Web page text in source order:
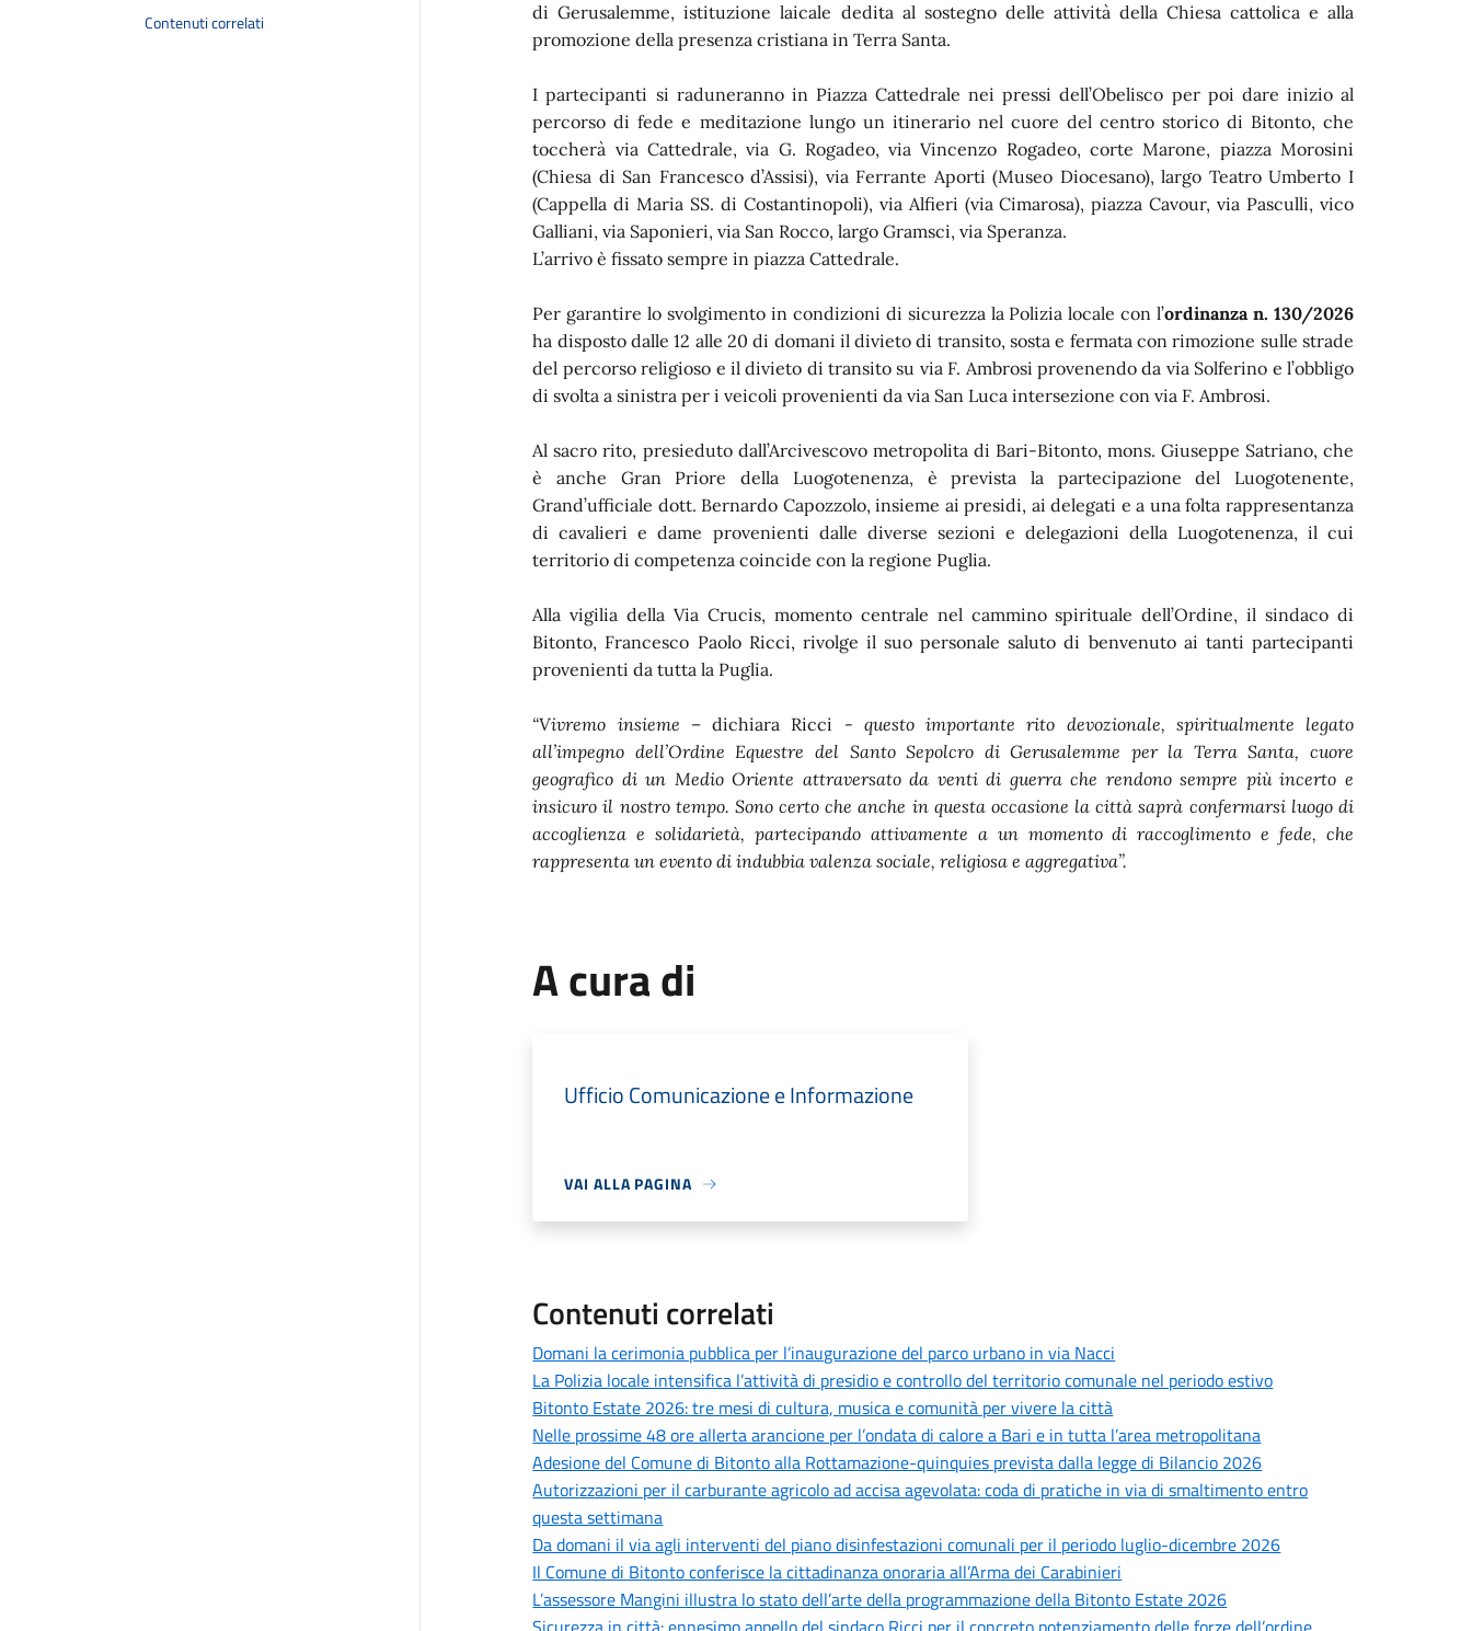
Contenuti correlati
di Gerusalemme, istituzione laicale dedita al sostegno delle attività della Chiesa cattolica e alla
promozione della presenza cristiana in Terra Santa.
I partecipanti si raduneranno in Piazza Cattedrale nei pressi dell’Obelisco per poi dare inizio al
percorso di fede e meditazione lungo un itinerario nel cuore del centro storico di Bitonto, che
toccherà via Cattedrale, via G. Rogadeo, via Vincenzo Rogadeo, corte Marone, piazza Morosini
(Chiesa di San Francesco d’Assisi), via Ferrante Aporti (Museo Diocesano), largo Teatro Umberto I
(Cappella di Maria SS. di Costantinopoli), via Alfieri (via Cimarosa), piazza Cavour, via Pasculli, vico
Galliani, via Saponieri, via San Rocco, largo Gramsci, via Speranza.
L’arrivo è fissato sempre in piazza Cattedrale.
Per garantire lo svolgimento in condizioni di sicurezza la Polizia locale con l’ordinanza n. 130/2026
ha disposto dalle 12 alle 20 di domani il divieto di transito, sosta e fermata con rimozione sulle strade
del percorso religioso e il divieto di transito su via F. Ambrosi provenendo da via Solferino e l’obbligo
di svolta a sinistra per i veicoli provenienti da via San Luca intersezione con via F. Ambrosi.
Al sacro rito, presieduto dall’Arcivescovo metropolita di Bari-Bitonto, mons. Giuseppe Satriano, che
è anche Gran Priore della Luogotenenza, è prevista la partecipazione del Luogotenente,
Grand’ufficiale dott. Bernardo Capozzolo, insieme ai presidi, ai delegati e a una folta rappresentanza
di cavalieri e dame provenienti dalle diverse sezioni e delegazioni della Luogotenenza, il cui
territorio di competenza coincide con la regione Puglia.
Alla vigilia della Via Crucis, momento centrale nel cammino spirituale dell’Ordine, il sindaco di
Bitonto, Francesco Paolo Ricci, rivolge il suo personale saluto di benvenuto ai tanti partecipanti
provenienti da tutta la Puglia.
“Vivremo insieme – dichiara Ricci - questo importante rito devozionale, spiritualmente legato
all’impegno dell’Ordine Equestre del Santo Sepolcro di Gerusalemme per la Terra Santa, cuore
geografico di un Medio Oriente attraversato da venti di guerra che rendono sempre più incerto e
insicuro il nostro tempo. Sono certo che anche in questa occasione la città saprà confermarsi luogo di
accoglienza e solidarietà, partecipando attivamente a un momento di raccoglimento e fede, che
rappresenta un evento di indubbia valenza sociale, religiosa e aggregativa”.
A cura di
Ufficio Comunicazione e Informazione
VAI ALLA PAGINA
Contenuti correlati
Domani la cerimonia pubblica per l’inaugurazione del parco urbano in via Nacci
La Polizia locale intensifica l’attività di presidio e controllo del territorio comunale nel periodo estivo
Bitonto Estate 2026: tre mesi di cultura, musica e comunità per vivere la città
Nelle prossime 48 ore allerta arancione per l’ondata di calore a Bari e in tutta l’area metropolitana
Adesione del Comune di Bitonto alla Rottamazione-quinquies prevista dalla legge di Bilancio 2026
Autorizzazioni per il carburante agricolo ad accisa agevolata: coda di pratiche in via di smaltimento entro
questa settimana
Da domani il via agli interventi del piano disinfestazioni comunali per il periodo luglio-dicembre 2026
Il Comune di Bitonto conferisce la cittadinanza onoraria all’Arma dei Carabinieri
L’assessore Mangini illustra lo stato dell’arte della programmazione della Bitonto Estate 2026